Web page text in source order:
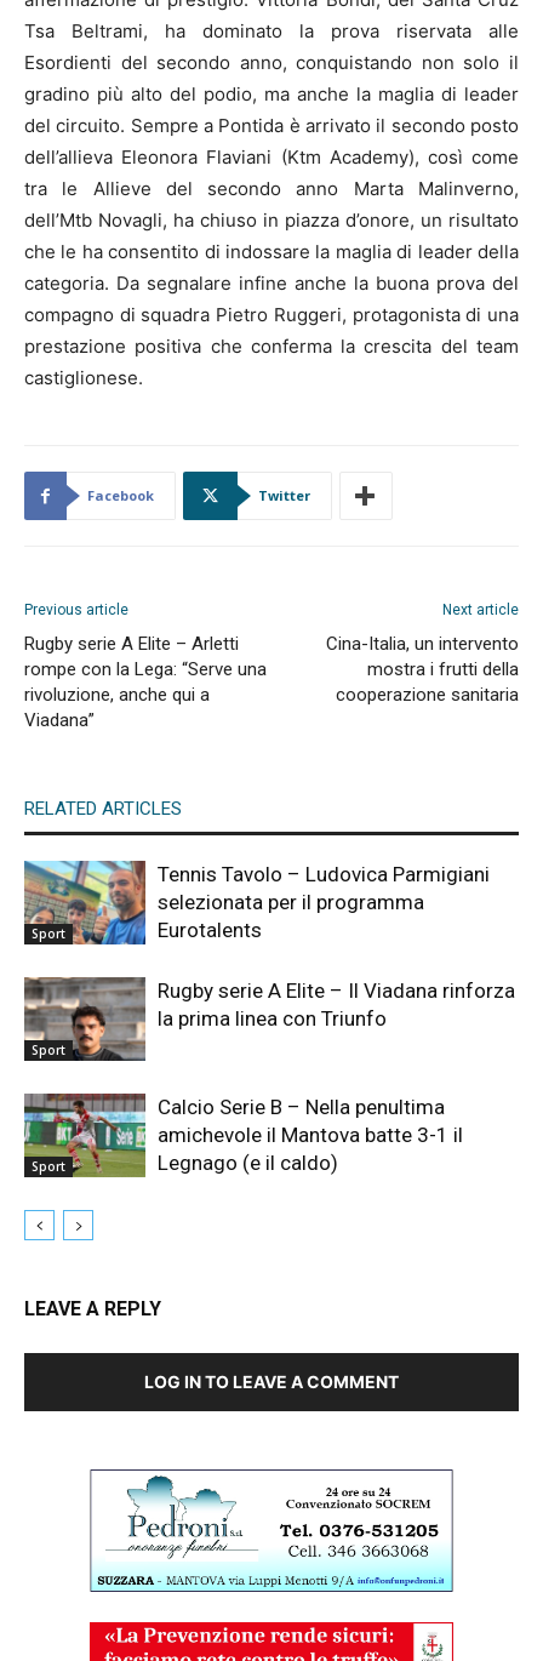
Tsa Beltrami, ha dominato la prova riservata alle
Esordienti del secondo anno, conquistando non solo il
gradino più alto del podio, ma anche la maglia di leader
del circuito. Sempre a Pontida è arrivato il secondo posto
dell’allieva Eleonora Flaviani (Ktm Academy), così come
tra le Allieve del secondo anno Marta Malinverno,
dell’Mtb Novagli, ha chiuso in piazza d’onore, un risultato
che le ha consentito di indossare la maglia di leader della
categoria. Da segnalare infine anche la buona prova del
compagno di squadra Pietro Ruggeri, protagonista di una
prestazione positiva che conferma la crescita del team
castiglionese.
Facebook Twitter
Previous article
Rugby serie A Elite – Arletti
rompe con la Lega: “Serve una
rivoluzione, anche qui a
Viadana”
Next article
Cina-Italia, un intervento
mostra i frutti della
cooperazione sanitaria
RELATED ARTICLES
Sport
Tennis Tavolo – Ludovica Parmigiani
selezionata per il programma
Eurotalents
Sport
Rugby serie A Elite – Il Viadana rinforza
la prima linea con Triunfo
Sport
Calcio Serie B – Nella penultima
amichevole il Mantova batte 3-1 il
Legnago (e il caldo)
LEAVE A REPLY
LOG IN TO LEAVE A COMMENT